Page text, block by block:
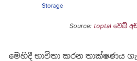
Source: toptal වෙබ්
මෙහිදී භාවිතා කරන තාක්ෂණය